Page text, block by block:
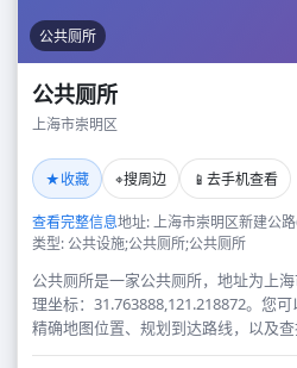
公共厕所
公共厕所
上海市崇明区
★收藏 ⌖搜周边 📱 去手机查看
查看完整信息地址: 上海市崇明区新建公
类型: 公共设施;公共厕所;公共厕所
公共厕所是一家公共厕所，地址为上
理坐标：31.763888,121.218872。您
精确地图位置、规划到达路线，以及查